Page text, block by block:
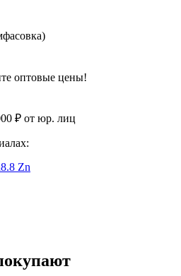
оптовые цены!
₽ от юр. лиц
8.8 Zn